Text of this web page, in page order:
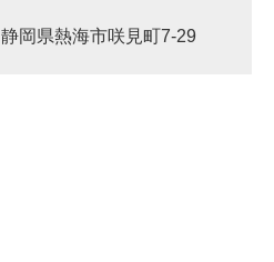
岡県熱海市咲見町7-29